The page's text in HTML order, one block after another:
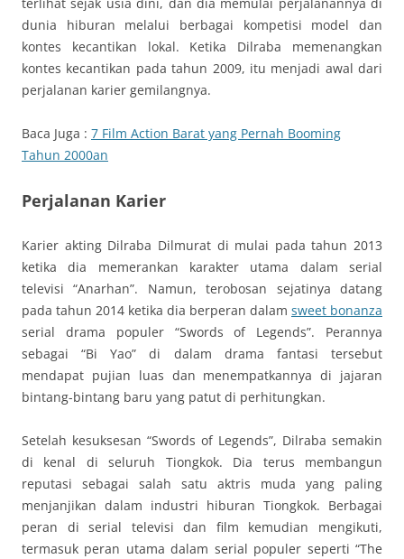
terlihat sejak usia dini, dan dia memulai perjalanannya di
dunia hiburan melalui berbagai kompetisi model dan
kontes kecantikan lokal. Ketika Dilraba memenangkan
kontes kecantikan pada tahun 2009, itu menjadi awal dari
perjalanan karier gemilangnya.
Baca Juga : 7 Film Action Barat yang Pernah Booming
Tahun 2000an
Perjalanan Karier
Karier akting Dilraba Dilmurat di mulai pada tahun 2013
ketika dia memerankan karakter utama dalam serial
televisi “Anarhan”. Namun, terobosan sejatinya datang
pada tahun 2014 ketika dia berperan dalam sweet bonanza
serial drama populer “Swords of Legends”. Perannya
sebagai “Bi Yao” di dalam drama fantasi tersebut
mendapat pujian luas dan menempatkannya di jajaran
bintang-bintang baru yang patut di perhitungkan.
Setelah kesuksesan “Swords of Legends”, Dilraba semakin
di kenal di seluruh Tiongkok. Dia terus membangun
reputasi sebagai salah satu aktris muda yang paling
menjanjikan dalam industri hiburan Tiongkok. Berbagai
peran di serial televisi dan film kemudian mengikuti,
termasuk peran utama dalam serial populer seperti “The